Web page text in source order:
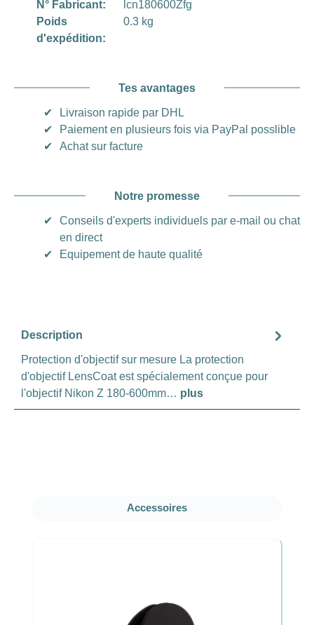
N° Fabricant:
lcn180600Zfg
Poids
d'expédition:
0.3 kg
Tes avantages
✔
Livraison rapide par DHL
✔
Paiement en plusieurs fois via PayPal posslible
✔
Achat sur facture
Notre promesse
✔
Conseils d'experts individuels par e-mail ou chat
en direct
✔
Equipement de haute qualité
Description
Protection d'objectif sur mesure La protection
d'objectif LensCoat est spécialement conçue pour
l'objectif Nikon Z 180-600mm… plus
Ignorer la galerie de produits
Accessoires